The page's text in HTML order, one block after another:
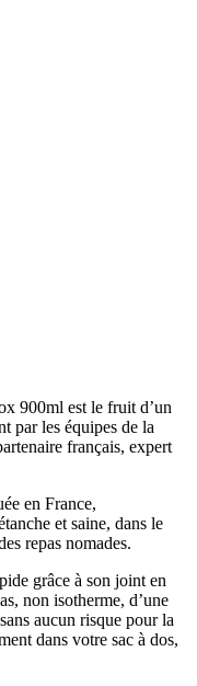
900ml est le fruit d’un
par les équipes de la
français, expert
en France,
et saine, dans le
repas nomades.
grâce à son joint en
non isotherme, d’une
aucun risque pour la
dans votre sac à dos,